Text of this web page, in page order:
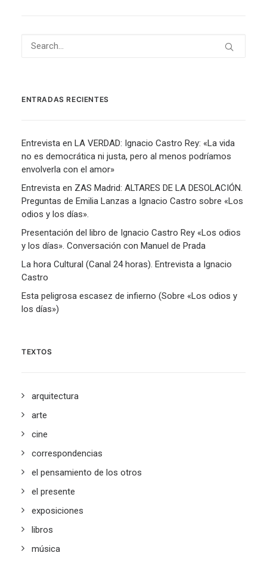
ENTRADAS RECIENTES
Entrevista en LA VERDAD: Ignacio Castro Rey: «La vida
no es democrática ni justa, pero al menos podríamos
envolverla con el amor»
Entrevista en ZAS Madrid: ALTARES DE LA DESOLACIÓN.
Preguntas de Emilia Lanzas a Ignacio Castro sobre «Los
odios y los días».
Presentación del libro de Ignacio Castro Rey «Los odios
y los días». Conversación con Manuel de Prada
La hora Cultural (Canal 24 horas). Entrevista a Ignacio
Castro
Esta peligrosa escasez de infierno (Sobre «Los odios y
los días»)
TEXTOS
arquitectura
arte
cine
correspondencias
el pensamiento de los otros
el presente
exposiciones
libros
música